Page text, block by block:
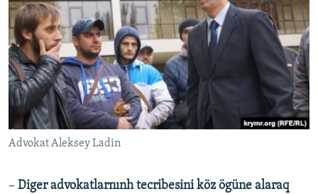
Advokat Aleksey Ladin
– Diger advokatlarnınh tecribesini köz ögüne alaraq